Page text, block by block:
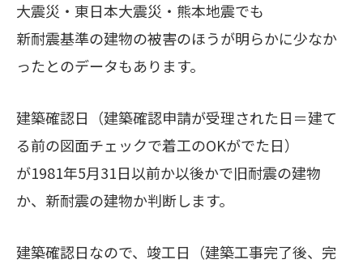
大震災・東日本大震災・熊本地震でも
新耐震基準の建物の被害のほうが明らかに少なか
ったとのデータもあります。
建築確認日（建築確認申請が受理された日＝建て
る前の図面チェックで着工のOKがでた日）
が1981年5月31日以前か以後かで旧耐震の建物
か、新耐震の建物か判断します。
建築確認日なので、竣工日（建築工事完了後、完